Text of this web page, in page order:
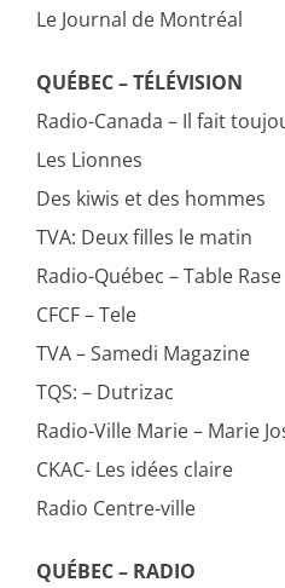
Le Journal de Montréal
QUÉBEC – TÉLÉVISION
Radio-Canada – Il fait
Les Lionnes
Des kiwis et des hommes
TVA: Deux filles le matin
Radio-Québec – Table Rase
CFCF – Tele
TVA – Samedi Magazine
TQS: – Dutrizac
Radio-Ville Marie – Marie
CKAC- Les idées claire
Radio Centre-ville
QUÉBEC – RADIO